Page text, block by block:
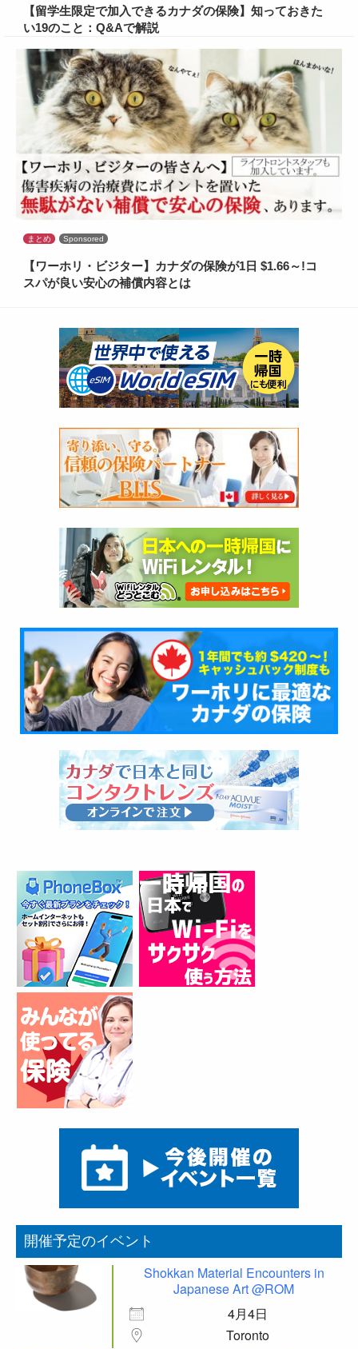
【留学生限定で加入できるカナダの保険】知っておきた
い19のこと：Q&Aで解説
まとめ Sponsored
【ワーホリ・ビジター】カナダの保険が1日 $1.66～!コ
スパが良い安心の補償内容とは
開催予定のイベント
Shokkan Material Encounters in
Japanese Art @ROM
4月4日
Toronto